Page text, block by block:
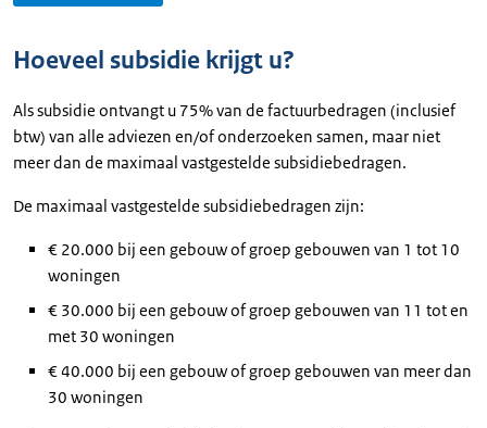
Hoeveel subsidie krijgt u?
Als subsidie ontvangt u 75% van de factuurbedragen (inclusief
btw) van alle adviezen en/of onderzoeken samen, maar niet
meer dan de maximaal vastgestelde subsidiebedragen.
De maximaal vastgestelde subsidiebedragen zijn:
€ 20.000 bij een gebouw of groep gebouwen van 1 tot 10
woningen
€ 30.000 bij een gebouw of groep gebouwen van 11 tot en
met 30 woningen
€ 40.000 bij een gebouw of groep gebouwen van meer dan
30 woningen